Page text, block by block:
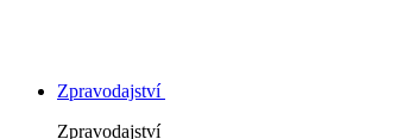
Zpravodajství
Zpravodajství